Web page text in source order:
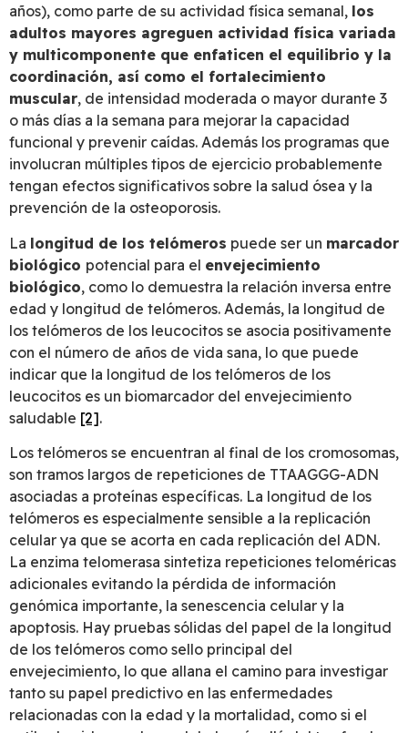
años), como parte de su actividad física semanal, los
adultos mayores agreguen actividad física variada
y multicomponente que enfaticen el equilibrio y la
coordinación, así como el fortalecimiento
muscular, de intensidad moderada o mayor durante 3
o más días a la semana para mejorar la capacidad
funcional y prevenir caídas. Además los programas que
involucran múltiples tipos de ejercicio probablemente
tengan efectos significativos sobre la salud ósea y la
prevención de la osteoporosis.
La longitud de los telómeros puede ser un marcador
biológico potencial para el envejecimiento
biológico, como lo demuestra la relación inversa entre
edad y longitud de telómeros. Además, la longitud de
los telómeros de los leucocitos se asocia positivamente
con el número de años de vida sana, lo que puede
indicar que la longitud de los telómeros de los
leucocitos es un biomarcador del envejecimiento
saludable [2].
Los telómeros se encuentran al final de los cromosomas,
son tramos largos de repeticiones de TTAAGGG-ADN
asociadas a proteínas específicas. La longitud de los
telómeros es especialmente sensible a la replicación
celular ya que se acorta en cada replicación del ADN.
La enzima telomerasa sintetiza repeticiones teloméricas
adicionales evitando la pérdida de información
genómica importante, la senescencia celular y la
apoptosis. Hay pruebas sólidas del papel de la longitud
de los telómeros como sello principal del
envejecimiento, lo que allana el camino para investigar
tanto su papel predictivo en las enfermedades
relacionadas con la edad y la mortalidad, como si el